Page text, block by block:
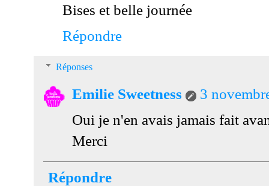
Bises et belle journée
Répondre
Réponses
Emilie Sweetness
3
Oui je n'en avais jamais fait
Merci
Répondre